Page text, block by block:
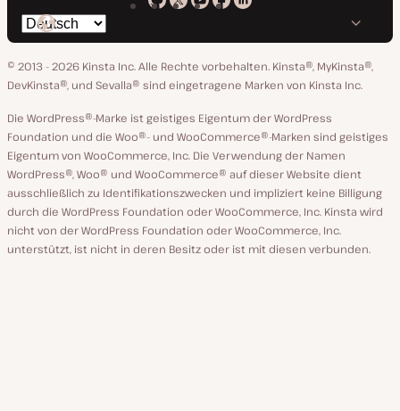
Kinsta
GitHub
Kinsta
X
Kinsta
YouTube
Kinsta
Facebook
Kinsta
LinkedIn
Spräche
ändern
© 2013 - 2026 Kinsta Inc. Alle Rechte vorbehalten. Kinsta®, MyKinsta®,
DevKinsta®, und Sevalla® sind eingetragene Marken von Kinsta Inc.
Die WordPress®-Marke ist geistiges Eigentum der WordPress
Foundation und die Woo®- und WooCommerce®-Marken sind geistiges
Eigentum von WooCommerce, Inc. Die Verwendung der Namen
WordPress®, Woo® und WooCommerce® auf dieser Website dient
ausschließlich zu Identifikationszwecken und impliziert keine Billigung
durch die WordPress Foundation oder WooCommerce, Inc. Kinsta wird
nicht von der WordPress Foundation oder WooCommerce, Inc.
unterstützt, ist nicht in deren Besitz oder ist mit diesen verbunden.